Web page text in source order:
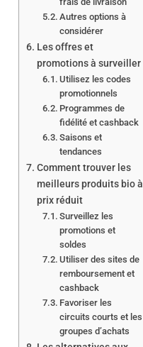
Autres options à
considérer
Les offres et
promotions à surveiller
Utilisez les codes
promotionnels
Programmes de
fidélité et cashback
Saisons et
tendances
Comment trouver les
meilleurs produits bio à
prix réduit
Surveillez les
promotions et
soldes
Utiliser des sites de
remboursement et
cashback
Favoriser les
circuits courts et les
groupes d’achats